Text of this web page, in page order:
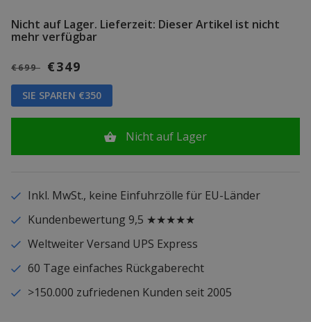
Nicht auf Lager. Lieferzeit: Dieser Artikel ist nicht
mehr verfügbar
€699 €349
SIE SPAREN €350
Nicht auf Lager
Inkl. MwSt., keine Einfuhrzölle für EU-Länder
Kundenbewertung 9,5 ★★★★★
Weltweiter Versand UPS Express
60 Tage einfaches Rückgaberecht
>150.000 zufriedenen Kunden seit 2005